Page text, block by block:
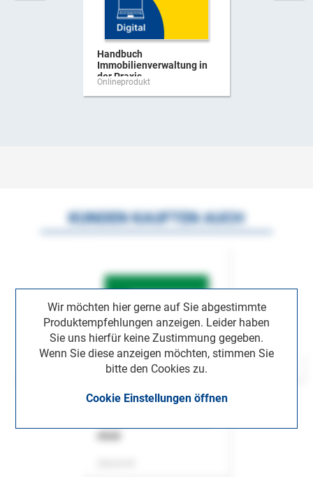
Handbuch
Immobilienverwaltung in
der Praxis
Onlineprodukt
Wir möchten hier gerne auf Sie abgestimmte
Produktempfehlungen anzeigen. Leider haben
Sie uns hierfür keine Zustimmung gegeben.
Wenn Sie diese anzeigen möchten, stimmen Sie
bitte den Cookies zu.
Cookie Einstellungen öffnen
KUNDEN KAUFTEN AUCH